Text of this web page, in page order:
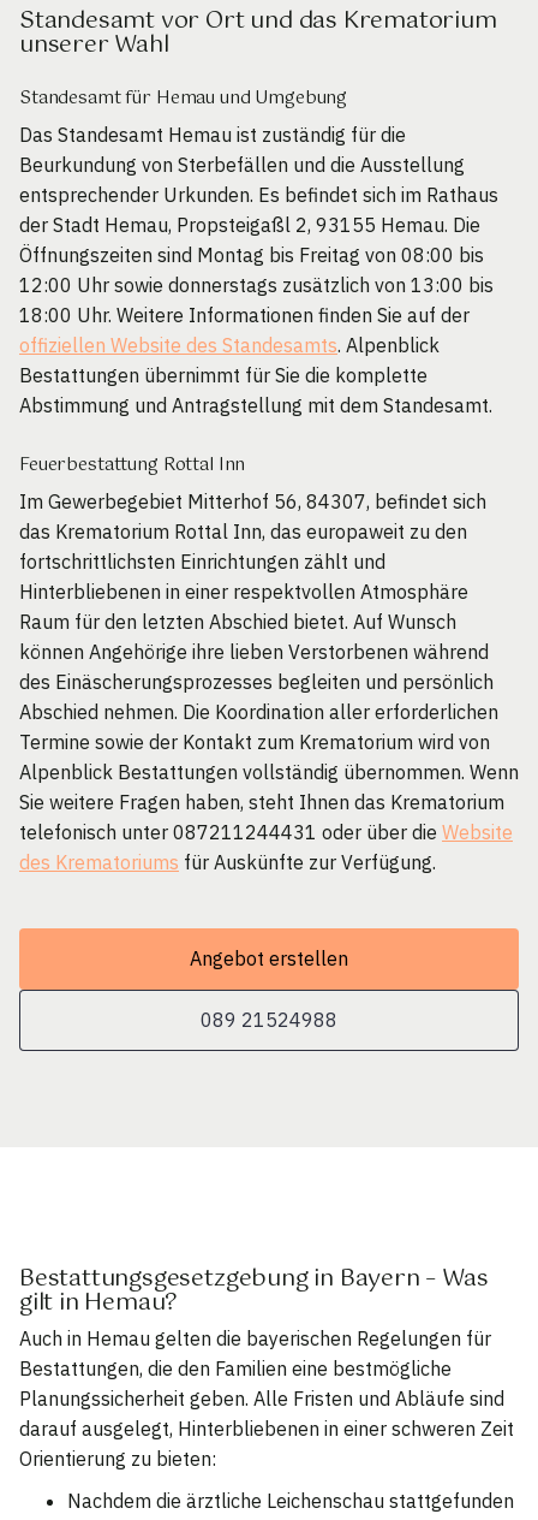
Standesamt vor Ort und das Krematorium
unserer Wahl
Standesamt für Hemau und Umgebung
Das Standesamt Hemau ist zuständig für die
Beurkundung von Sterbefällen und die Ausstellung
entsprechender Urkunden. Es befindet sich im Rathaus
der Stadt Hemau, Propsteigaßl 2, 93155 Hemau. Die
Öffnungszeiten sind Montag bis Freitag von 08:00 bis
12:00 Uhr sowie donnerstags zusätzlich von 13:00 bis
18:00 Uhr. Weitere Informationen finden Sie auf der
offiziellen Website des Standesamts. Alpenblick
Bestattungen übernimmt für Sie die komplette
Abstimmung und Antragstellung mit dem Standesamt.
Feuerbestattung Rottal Inn
Im Gewerbegebiet Mitterhof 56, 84307, befindet sich
das Krematorium Rottal Inn, das europaweit zu den
fortschrittlichsten Einrichtungen zählt und
Hinterbliebenen in einer respektvollen Atmosphäre
Raum für den letzten Abschied bietet. Auf Wunsch
können Angehörige ihre lieben Verstorbenen während
des Einäscherungsprozesses begleiten und persönlich
Abschied nehmen. Die Koordination aller erforderlichen
Termine sowie der Kontakt zum Krematorium wird von
Alpenblick Bestattungen vollständig übernommen. Wenn
Sie weitere Fragen haben, steht Ihnen das Krematorium
telefonisch unter 087211244431 oder über die Website
des Krematoriums für Auskünfte zur Verfügung.
Angebot erstellen
089 21524988
Bestattungsgesetzgebung in Bayern – Was
gilt in Hemau?
Auch in Hemau gelten die bayerischen Regelungen für
Bestattungen, die den Familien eine bestmögliche
Planungssicherheit geben. Alle Fristen und Abläufe sind
darauf ausgelegt, Hinterbliebenen in einer schweren Zeit
Orientierung zu bieten:
Nachdem die ärztliche Leichenschau stattgefunden